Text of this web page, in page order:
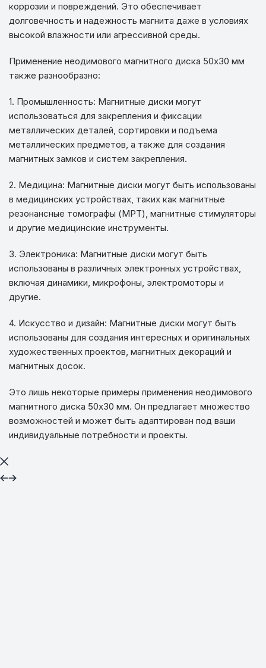
коррозии и повреждений. Это обеспечивает
долговечность и надежность магнита даже в условиях
высокой влажности или агрессивной среды.
Применение неодимового магнитного диска 50х30 мм
также разнообразно:
1. Промышленность: Магнитные диски могут
использоваться для закрепления и фиксации
металлических деталей, сортировки и подъема
металлических предметов, а также для создания
магнитных замков и систем закрепления.
2. Медицина: Магнитные диски могут быть использованы
в медицинских устройствах, таких как магнитные
резонансные томографы (МРТ), магнитные стимуляторы
и другие медицинские инструменты.
3. Электроника: Магнитные диски могут быть
использованы в различных электронных устройствах,
включая динамики, микрофоны, электромоторы и
другие.
4. Искусство и дизайн: Магнитные диски могут быть
использованы для создания интересных и оригинальных
художественных проектов, магнитных декораций и
магнитных досок.
Это лишь некоторые примеры применения неодимового
магнитного диска 50х30 мм. Он предлагает множество
возможностей и может быть адаптирован под ваши
индивидуальные потребности и проекты.